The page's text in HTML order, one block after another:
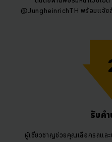
@JungheinrichTH พร้อมแจ้ง
รับค
ผู้เชี่ยวชาญช่วยคุณเลือกรถแล